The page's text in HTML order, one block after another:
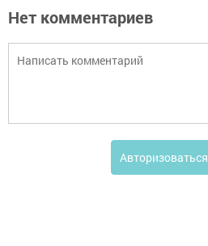
Нет комментариев
Авторизоваться